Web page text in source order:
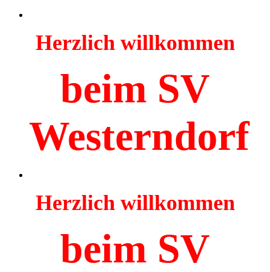
Herzlich willkommen
beim SV
Westerndorf
Herzlich willkommen
beim SV